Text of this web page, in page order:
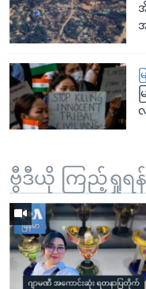
ဗွီဒီယို ကြည့်ရှုရန်